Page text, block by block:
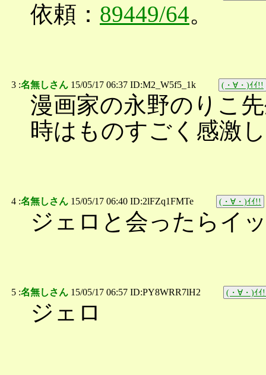
依頼： 89449/64。
3 :名無しさん 15/05/17 06:37 ID:M2_W5f5_1k (・∀・)ｲｲ!!
漫画家の永野のりこ
時はものすごく感激
4 :名無しさん 15/05/17 06:40 ID:2lFZq1FMTe (・∀・)ｲｲ!!
ジェロと会ったらイ
5 :名無しさん 15/05/17 06:57 ID:PY8WRR7lH2 (・∀・)ｲｲ
ジェロ